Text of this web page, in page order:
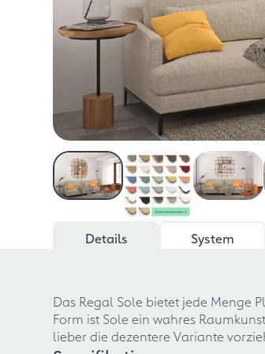
Details
System
Das Regal Sole bietet jede Menge
Form ist Sole ein wahres
lieber die dezentere Variante